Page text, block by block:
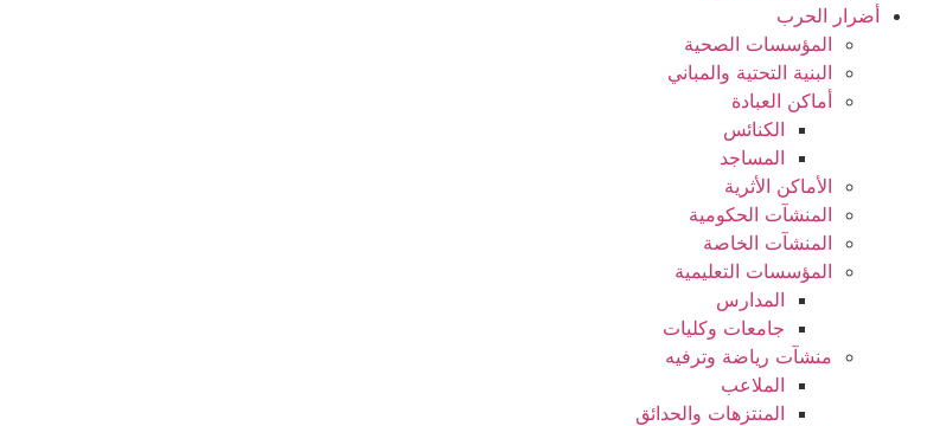
أضرار الحرب
المؤسسات الصحية
البنية التحتية والمباني
أماكن العبادة
الكنائس
المساجد
الأماكن الأثرية
المنشآت الحكومية
المنشآت الخاصة
المؤسسات التعليمية
المدارس
جامعات وكليات
منشآت رياضة وترفيه
الملاعب
المنتزهات والحدائق